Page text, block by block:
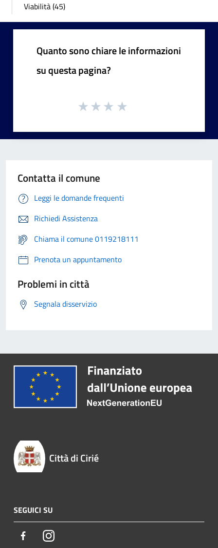
Viabilità (45)
Quanto sono chiare le informazioni
su questa pagina?
Contatta il comune
Leggi le domande frequenti
Richiedi Assistenza
Chiama il comune 0119218111
Prenota un appuntamento
Problemi in città
Segnala disservizio
Città di Cirié
SEGUICI SU
FacebookInstagram